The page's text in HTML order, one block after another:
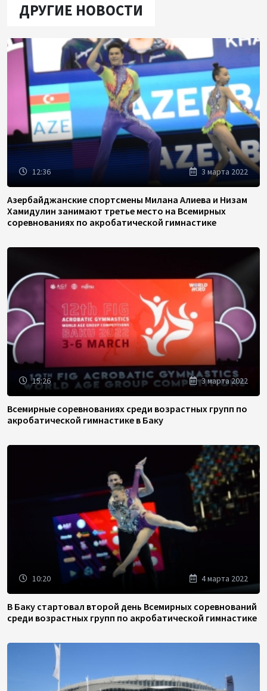
ДРУГИЕ НОВОСТИ
12:36 3 марта 2022
Азербайджанские спортсмены Милана Алиева и Низам
Хамидулин занимают третье место на Всемирных
соревнованиях по акробатической гимнастике
15:26 3 марта 2022
Всемирные соревнованиях среди возрастных групп по
акробатической гимнастике в Баку
10:20 4 марта 2022
В Баку стартовал второй день Всемирных соревнований
среди возрастных групп по акробатической гимнастике